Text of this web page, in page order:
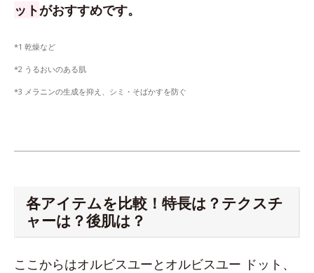
ットがおすすめです。
*1 乾燥など
*2 うるおいのある肌
*3 メラニンの生成を抑え、シミ・そばかすを防ぐ
各アイテムを比較！特長は？テクスチ
ャーは？後肌は？
ここからはオルビスユーとオルビスユー ドット、